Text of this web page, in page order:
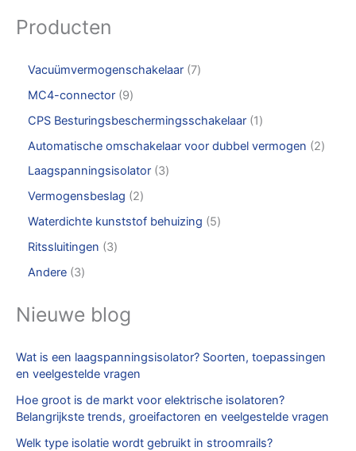
Producten
Vacuümvermogenschakelaar 7
MC4-connector 9
CPS Besturingsbeschermingsschakelaar 1
Automatische omschakelaar voor dubbel vermogen
2
Laagspanningsisolator 3
Vermogensbeslag
2
Waterdichte kunststof behuizing
5
Ritssluitingen
3
Andere 3
Nieuwe blog
Wat is een laagspanningsisolator? Soorten, toepassingen
en veelgestelde vragen
Hoe groot is de markt voor elektrische isolatoren?
Belangrijkste trends, groeifactoren en veelgestelde vragen
Welk type isolatie wordt gebruikt in stroomrails?